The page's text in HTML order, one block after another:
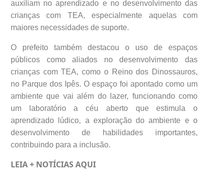
auxiliam no aprendizado e no desenvolvimento das
crianças com TEA, especialmente aquelas com
maiores necessidades de suporte.
O prefeito também destacou o uso de espaços
públicos como aliados no desenvolvimento das
crianças com TEA, como o Reino dos Dinossauros,
no Parque dos Ipês. O espaço foi apontado como um
ambiente que vai além do lazer, funcionando como
um laboratório a céu aberto que estimula o
aprendizado lúdico, a exploração do ambiente e o
desenvolvimento de habilidades importantes,
contribuindo para a inclusão.
LEIA + NOTÍCIAS AQUI